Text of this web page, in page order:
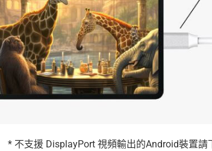
* 不支援 DisplayPort 視頻輸出的Android裝置請